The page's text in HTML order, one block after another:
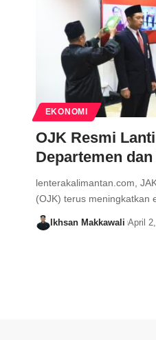
EKONOMI
OJK Resmi
Departemen
lenterakalimantan.com,
(OJK) terus meningkatkan
Ikhsan Makkawali April